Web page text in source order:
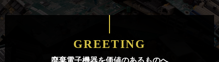
GREETING
廃棄電子機器を価値のあるものへ